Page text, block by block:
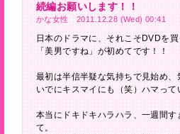
続編お願いします！！
かな女性 2011.12.28 (Wed) 00:41
日本のドラマに、それこそDVDを
「美男ですね」が初めてです！！
最初は半信半疑な気持ちで見始め
いでにキスマイにも（笑）ハマって
本当にドキドキハラハラ、一週間
て。